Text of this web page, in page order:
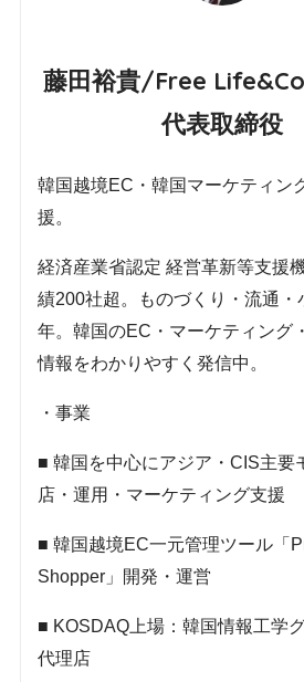
藤田裕貴/Free
代表取締役
韓国越境EC・韓国マーケティン
援。
経済産業省認定 経営革新等支援
績200社超。ものづくり・流通・
年。韓国のEC・マーケティング
情報をわかりやすく発信中。
・事業
■ 韓国を中心にアジア・CIS主要
店・運用・マーケティング支援
■ 韓国越境EC一元管理ツール「
Shopper」開発・運営
■ KOSDAQ上場：韓国情報工学
代理店